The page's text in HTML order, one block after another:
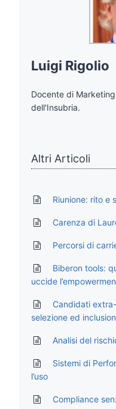
Luigi Rigolio
Docente di
dell'Insubria.
Altri Articoli
Riunione: rito e
Carenza di
Percorsi di
Biberon tools:
uccide
Candidati
selezione ed
Analisi del
Sistemi di
l’uso
Compliance